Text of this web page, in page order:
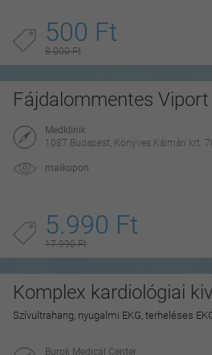
500 Ft
8.000 Ft
Fájdalommentes
Medklinik
1087 Budapest, Könyves Kálmán krt.
maikupon
5.990 Ft
17.990 Ft
Komplex kardiológiai
Szívultrahang, nyugalmi EKG, terheléses
Burok Medical Center